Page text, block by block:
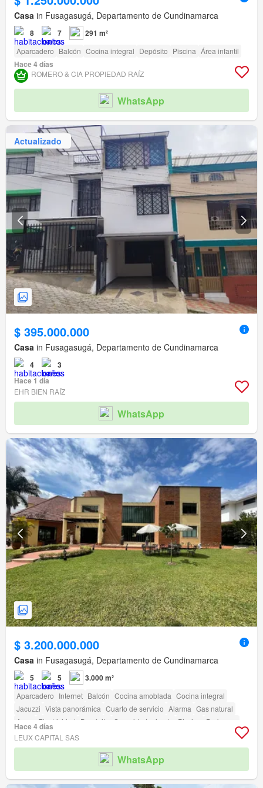
Casa in Fusagasugá, Departamento de Cundinamarca
8 7 291 m²
Aparcadero Balcón Cocina integral Depósito Piscina Área infantil
Hace 4 días
ROMERO & CIA PROPIEDAD RAÍ­Z
WhatsApp
Actualizado
$ 395.000.000
Casa in Fusagasugá, Departamento de Cundinamarca
4
3
Hace 1 día
EHR BIEN RAÍZ
WhatsApp
$ 3.200.000.000
Casa in Fusagasugá, Departamento de Cundinamarca
5 5 3.000 m²
Aparcadero Internet Balcón Cocina amoblada Cocina integral
Jacuzzi Vista panorámica Cuarto de servicio Alarma Gas natural
Agua
Electricidad Depósito Seguridad privada Piscina Barbecue
Hace 4 días
LEUX CAPITAL SAS
WhatsApp